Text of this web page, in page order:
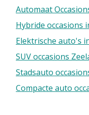
Automaat
Hybride occasions
Elektrische auto's
SUV occasions
Stadsauto
Compacte auto